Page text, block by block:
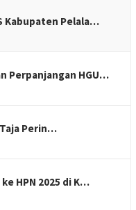
Kabupaten Pelala…
Perpanjangan HGU…
Taja Perin…
HPN 2025 di K…